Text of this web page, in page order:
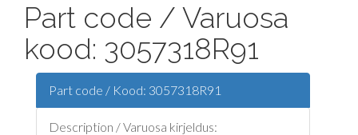
Part code / Varuosa
kood: 3057318R91
Part code / Kood: 3057318R91
Description / Varuosa kirjeldus: